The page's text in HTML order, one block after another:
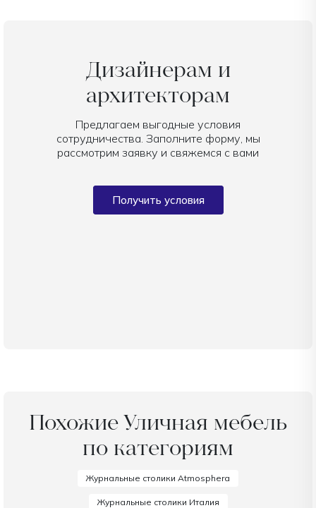
Дизайнерам и
архитекторам
Предлагаем выгодные условия
сотрудничества. Заполните форму, мы
рассмотрим заявку и свяжемся с вами
Получить условия
Похожие Уличная мебель
по категориям
Журнальные столики Atmosphera
Журнальные столики Италия